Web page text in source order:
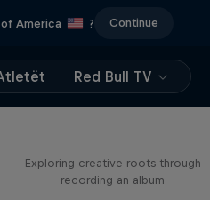
America ? Continue
Red Bull TV
Exploring creative roots through
recording an album